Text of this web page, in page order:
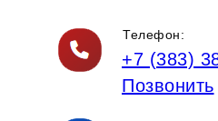
+7 (383)
Позвонить
Телефон: